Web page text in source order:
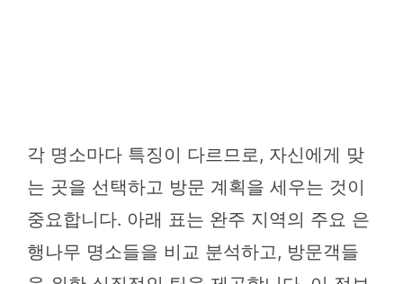
각 명소마다 특징이 다르므로, 자신에게 맞
는 곳을 선택하고 방문 계획을 세우는 것이
중요합니다. 아래 표는 완주 지역의 주요 은
행나무 명소들을 비교 분석하고, 방문객들